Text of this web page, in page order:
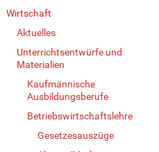
Wirtschaft
Aktuelles
Unterrichtsentwürfe und
Materialien
Kaufmännische
Ausbildungsberufe
Betriebswirtschaftslehre
Gesetzesauszüge